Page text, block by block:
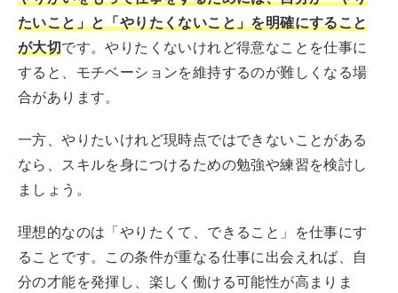
たいこと」と「やりたくないこと」を明確にすること
が大切です。やりたくないけれど得意なことを仕事に
すると、モチベーションを維持するのが難しくなる場
合があります。
一方、やりたいけれど現時点ではできないことがある
なら、スキルを身につけるための勉強や練習を検討し
ましょう。
理想的なのは「やりたくて、できること」を仕事にす
ることです。この条件が重なる仕事に出会えれば、自
分の才能を発揮し、楽しく働ける可能性が高まりま